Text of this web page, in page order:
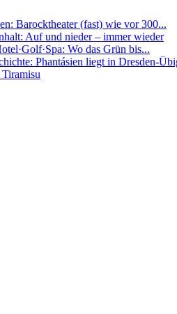
Barocktheater (fast) wie vor 300...
Auf und nieder – immer wieder
Wo das Grün bis...
Phantásien liegt in Dresden-